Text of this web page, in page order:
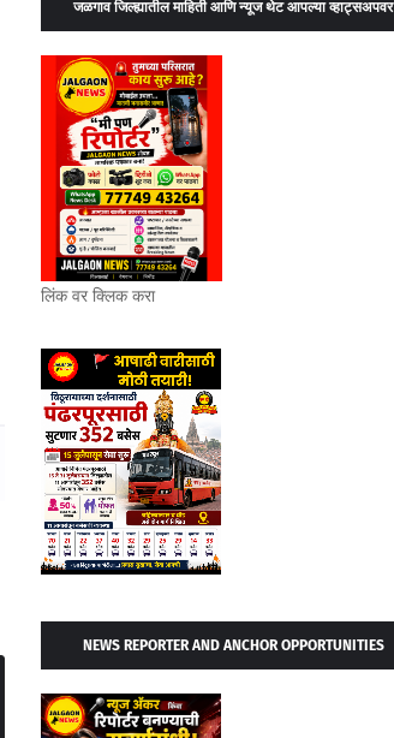
जळगाव जिल्ह्यातील माहिती आणि न्यूज थेट आपल्या व्हाट्सअपवर
लिंक वर क्लिक करा
NEWS REPORTER AND ANCHOR OPPORTUNITIES